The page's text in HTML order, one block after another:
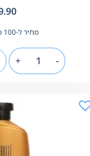
מחיר ל-100 מ"ל:
-
+